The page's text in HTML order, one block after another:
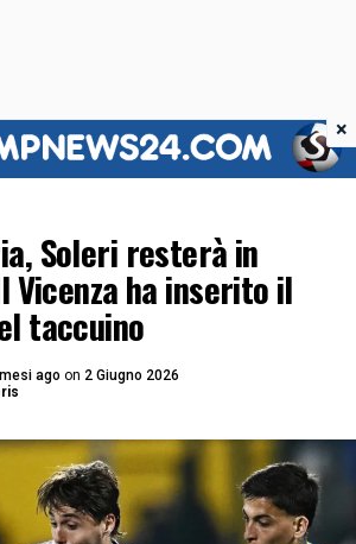
Soleri resterà in
Vicenza ha inserito il
taccuino
ago on 2 Giugno 2026
×